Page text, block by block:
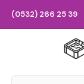
(0532) 266 25 39